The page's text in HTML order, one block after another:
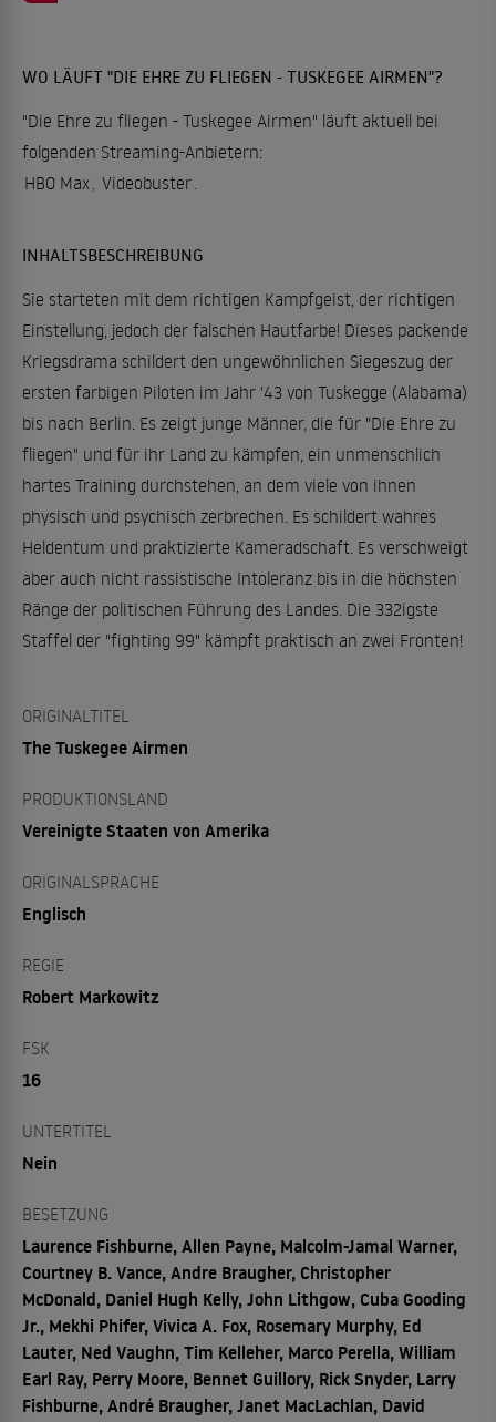
WO LÄUFT "DIE EHRE ZU FLIEGEN - TUSKEGEE AIRMEN"?
"Die Ehre zu fliegen - Tuskegee Airmen" läuft aktuell bei
folgenden Streaming-Anbietern:
HBO Max Videobuster
INHALTSBESCHREIBUNG
Sie starteten mit dem richtigen Kampfgeist, der richtigen
Einstellung, jedoch der falschen Hautfarbe! Dieses packende
Kriegsdrama schildert den ungewöhnlichen Siegeszug der
ersten farbigen Piloten im Jahr '43 von Tuskegge (Alabama)
bis nach Berlin. Es zeigt junge Männer, die für "Die Ehre zu
fliegen" und für ihr Land zu kämpfen, ein unmenschlich
hartes Training durchstehen, an dem viele von ihnen
physisch und psychisch zerbrechen. Es schildert wahres
Heldentum und praktizierte Kameradschaft. Es verschweigt
aber auch nicht rassistische Intoleranz bis in die höchsten
Ränge der politischen Führung des Landes. Die 332igste
Staffel der "fighting 99" kämpft praktisch an zwei Fronten!
ORIGINALTITEL
The Tuskegee Airmen
PRODUKTIONSLAND
Vereinigte Staaten von Amerika
ORIGINALSPRACHE
Englisch
REGIE
Robert Markowitz
FSK
16
UNTERTITEL
Nein
BESETZUNG
Laurence Fishburne, Allen Payne, Malcolm-Jamal Warner,
Courtney B. Vance, Andre Braugher, Christopher
McDonald, Daniel Hugh Kelly, John Lithgow, Cuba Gooding
Jr., Mekhi Phifer, Vivica A. Fox, Rosemary Murphy, Ed
Lauter, Ned Vaughn, Tim Kelleher, Marco Perella, William
Earl Ray, Perry Moore, Bennet Guillory, Rick Snyder, Larry
Fishburne, André Braugher, Janet MacLachlan, David